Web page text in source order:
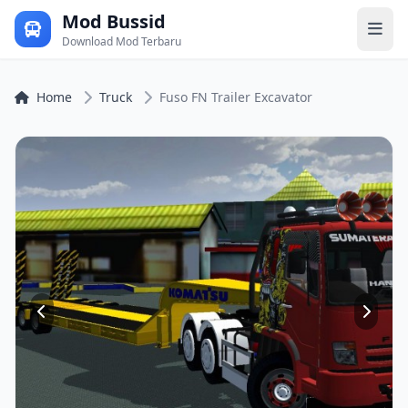
Mod Bussid
Download Mod Terbaru
Home Truck Fuso FN Trailer Excavator